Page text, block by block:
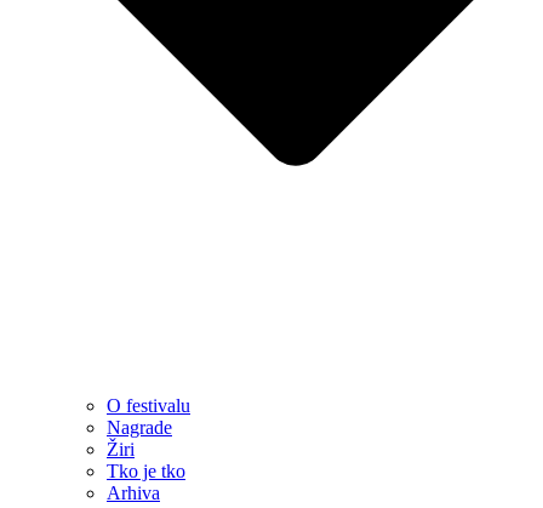
O festivalu
Nagrade
Žiri
Tko je tko
Arhiva